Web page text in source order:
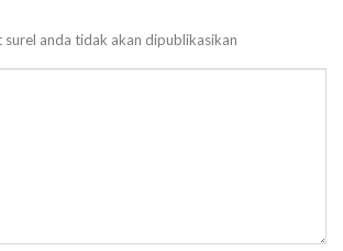
surel anda tidak akan dipublikasikan